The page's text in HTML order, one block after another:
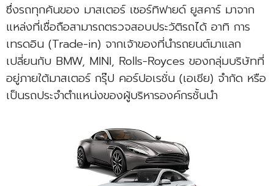
ซึ่งรถทุกคันของ มาสเตอร์ เซอร์ทิฟายด์ ยูสคาร์ มาจาก
แหล่งที่เชื่อถือสามารถตรวจสอบประวัติรถได้ อาทิ การ
เทรดอิน (Trade-in) จากเจ้าของที่นำรถยนต์มาแลก
เปลี่ยนกับ BMW, MINI, Rolls-Royces ของกลุ่มบริษัทที่
อยู่ภายใต้มาสเตอร์ กรุ๊ป คอร์ปอเรชั่น (เอเชีย) จำกัด หรือ
เป็นรถประจำตำแหน่งของผู้บริหารองค์กรชั้นนำ